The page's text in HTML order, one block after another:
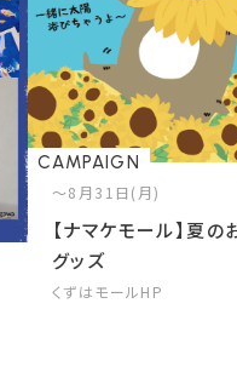
CAMPAIGN
～8月31日(月)
【ナマケモール】夏の
グッズ
くずはモールHP